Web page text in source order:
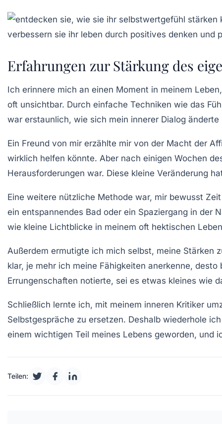
Erfahrungen zur Stärkung des
Ich erinnere mich an einen Moment in meinem
oft unsichtbar. Durch einfache Techniken wie das
war erstaunlich, wie sich mein innerer Dialog
Ein Freund von mir erzählte mir von der Macht der
wirklich helfen könnte. Aber nach einigen Wochen
Herausforderungen war. Diese kleine Veränderung
Eine weitere nützliche Methode war, mir bewusst
ein entspannendes Bad oder ein Spaziergang in der
wie kleine Lichtblicke in meinem oft hektischen
Außerdem ermutigte ich mich selbst, meine Stärken
klar, je mehr ich meine Fähigkeiten anerkenne,
Errungenschaften notierte, sei es etwas kleines wie
Schließlich lernte ich, mit meinem inneren Kritiker
Selbstgespräche zu ersetzen. Deshalb wiederhole
einem wichtigen Teil meines Lebens geworden, und
Teilen: